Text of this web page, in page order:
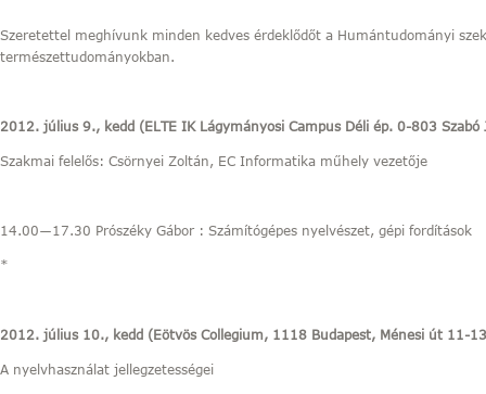
Szeretettel meghívunk minden kedves érdeklődőt a Humántudományi
természettudományokban.
2012. július 9., kedd (ELTE IK Lágymányosi Campus Déli ép. 0-803 Szabó
Szakmai felelős: Csörnyei Zoltán, EC Informatika műhely vezetője
14.00―17.30 Prószéky Gábor : Számítógépes nyelvészet, gépi fordítások
*
2012. július 10., kedd (Eötvös Collegium, 1118 Budapest, Ménesi út 11-
A nyelvhasználat jellegzetességei